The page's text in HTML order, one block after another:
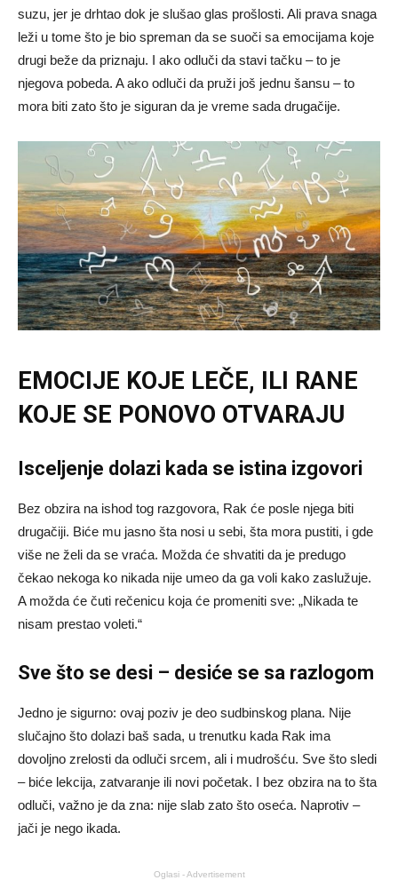
suzu, jer je drhtao dok je slušao glas prošlosti. Ali prava snaga
leži u tome što je bio spreman da se suoči sa emocijama koje
drugi beže da priznaju. I ako odluči da stavi tačku – to je
njegova pobeda. A ako odluči da pruži još jednu šansu – to
mora biti zato što je siguran da je vreme sada drugačije.
EMOCIJE KOJE LEČE, ILI RANE
KOJE SE PONOVO OTVARAJU
Isceljenje dolazi kada se istina izgovori
Bez obzira na ishod tog razgovora, Rak će posle njega biti
drugačiji. Biće mu jasno šta nosi u sebi, šta mora pustiti, i gde
više ne želi da se vraća. Možda će shvatiti da je predugo
čekao nekoga ko nikada nije umeo da ga voli kako zaslužuje.
A možda će čuti rečenicu koja će promeniti sve: „Nikada te
nisam prestao voleti.“
Sve što se desi – desiće se sa razlogom
Jedno je sigurno: ovaj poziv je deo sudbinskog plana. Nije
slučajno što dolazi baš sada, u trenutku kada Rak ima
dovoljno zrelosti da odluči srcem, ali i mudrošću. Sve što sledi
– biće lekcija, zatvaranje ili novi početak. I bez obzira na to šta
odluči, važno je da zna: nije slab zato što oseća. Naprotiv –
jači je nego ikada.
Oglasi - Advertisement